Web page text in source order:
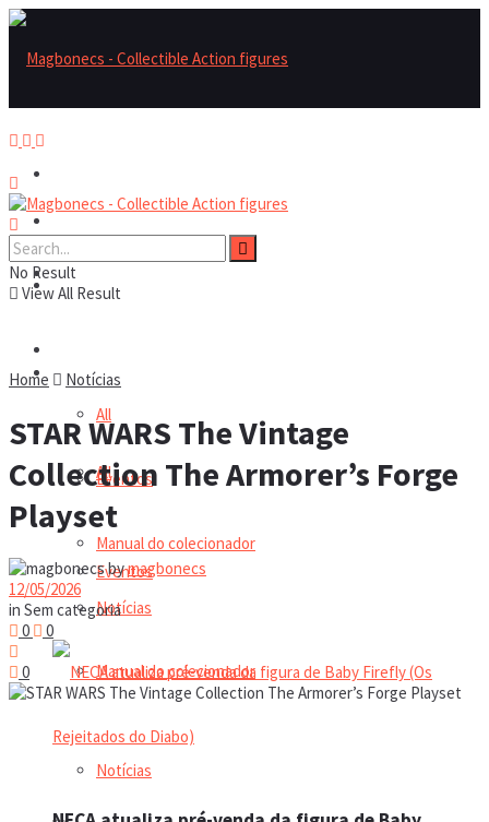
Reviews
Notícias
All
Eventos
Manual do colecionador
Notícias
Reviews
All
Eventos
Manual do colecionador
Notícias
No Result
View All Result
Home Notícias
STAR WARS The Vintage
Collection The Armorer’s Forge
Playset
bymagbonecs
12/05/2026
in Sem categoria
0
0
0